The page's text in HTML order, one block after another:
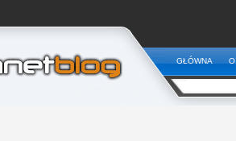
GŁÓWNA